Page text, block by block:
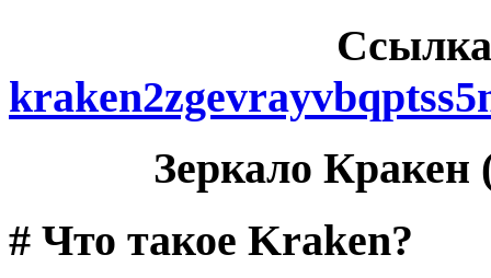
Зеркало Кракен
# Что такое Kraken?